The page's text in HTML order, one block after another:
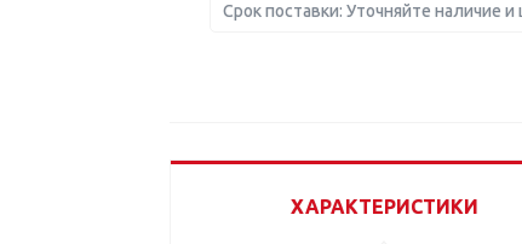
Срок поставки: Уточняйте наличие и
ХАРАКТЕРИСТИКИ